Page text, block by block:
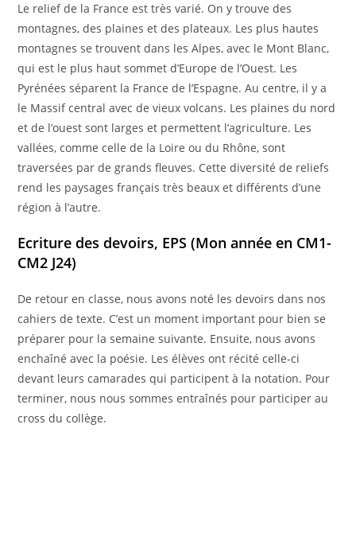
Le relief de la France est très varié. On y trouve des
montagnes, des plaines et des plateaux. Les plus hautes
montagnes se trouvent dans les Alpes, avec le Mont Blanc,
qui est le plus haut sommet d’Europe de l’Ouest. Les
Pyrénées séparent la France de l’Espagne. Au centre, il y a
le Massif central avec de vieux volcans. Les plaines du nord
et de l’ouest sont larges et permettent l’agriculture. Les
vallées, comme celle de la Loire ou du Rhône, sont
traversées par de grands fleuves. Cette diversité de reliefs
rend les paysages français très beaux et différents d’une
région à l’autre.
Ecriture des devoirs, EPS (Mon année en CM1-
CM2 J24)
De retour en classe, nous avons noté les devoirs dans nos
cahiers de texte. C’est un moment important pour bien se
préparer pour la semaine suivante. Ensuite, nous avons
enchaîné avec la poésie. Les élèves ont récité celle-ci
devant leurs camarades qui participent à la notation. Pour
terminer, nous nous sommes entraînés pour participer au
cross du collège.